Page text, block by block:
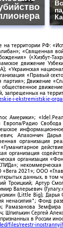
на территории РФ:
«Священная
(«Хизбут-
движение
«Украинская
«Правый
партия»; Движение
запрещенных на
i-ekstremistskie-
Америки»;
Европа/Радио
Апахончич
организация
организация
организация
2021»; ООО
данных, в том
Троицкий; Артур
Валерьевич
(Little Big);
Фонд
Рамазанова Земфира
Шпилькин Сергей
в России
files/reestr-